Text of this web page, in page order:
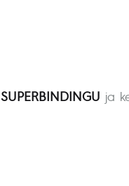
SUPERBINDINGU ja